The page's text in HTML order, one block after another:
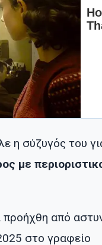
η σύζυγός του
με
από
στο γραφείο